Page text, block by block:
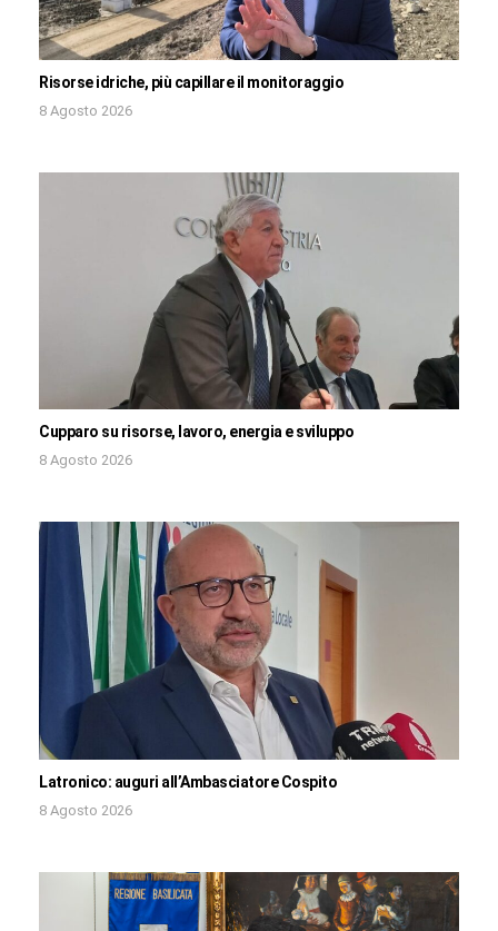
Risorse idriche, più capillare il monitoraggio
8 Agosto 2026
Cupparo su risorse, lavoro, energia e sviluppo
8 Agosto 2026
Latronico: auguri all’Ambasciatore Cospito
8 Agosto 2026